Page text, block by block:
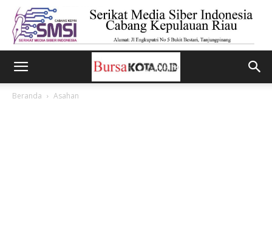
Beranda Asahan